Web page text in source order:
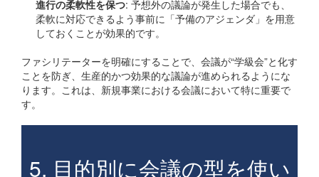
進行の柔軟性を保つ: 予想外の議論が発生した場合でも、
柔軟に対応できるよう事前に「予備のアジェンダ」を用意
しておくことが効果的です。
ファシリテーターを明確にすることで、会議が“学級会”と化す
ことを防ぎ、生産的かつ効果的な議論が進められるようにな
ります。これは、新規事業における会議において特に重要で
す。
5. 目的別に会議の型を使い